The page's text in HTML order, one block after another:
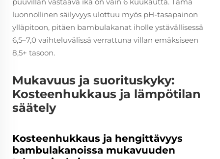
luonnollinen säilyvyys ulottuu myös pH-tasapainon
ylläpitoon, pitäen bambulakanat iholle ystävällisessä
6,5–7,0 vaihteluvälissä verrattuna villan emäksiseen
8,5+ tasoon.
Mukavuus ja suorituskyky:
Kosteenhukkaus ja lämpötilan
säätely
Kosteenhukkaus ja hengittävyys
bambulakanoissa mukavuuden